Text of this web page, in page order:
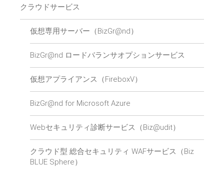
クラウドサービス
仮想専用サーバー（BizGr@nd）
BizGr@nd ロードバランサオプションサービス
仮想アプライアンス（FireboxV）
BizGr@nd for Microsoft Azure
Webセキュリティ診断サービス（Biz@udit）
クラウド型 総合セキュリティ WAFサービス（Biz
BLUE Sphere）